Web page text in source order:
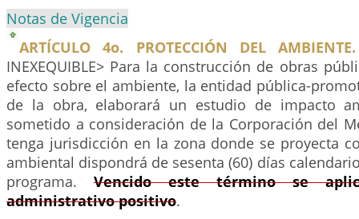
Notas de Vigencia
ARTÍCULO 4o. PROTECCIÓN DEL AMBIENTE.
INEXEQUIBLE> Para la construcción de obras
efecto sobre el ambiente, la entidad pública-
de la obra, elaborará un estudio de impacto
sometido a consideración de la Corporación del
tenga jurisdicción en la zona donde se proyecta
ambiental dispondrá de sesenta (60) días
programa. Vencido este término se
administrativo positivo.